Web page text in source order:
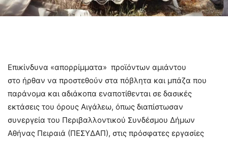
Επικίνδυνα «απορρίμματα» προϊόντων αμιάντου
στο ήρθαν να προστεθούν στα πόβλητα και μπάζα που
παράνομα και αδιάκοπα εναποτίθενται σε δασικές
εκτάσεις του όρους Αιγάλεω, όπως διαπίστωσαν
συνεργεία του Περιβαλλοντικού Συνδέσμου Δήμων
Αθήνας Πειραιά (ΠΕΣΥΔΑΠ), στις πρόσφατες εργασίες